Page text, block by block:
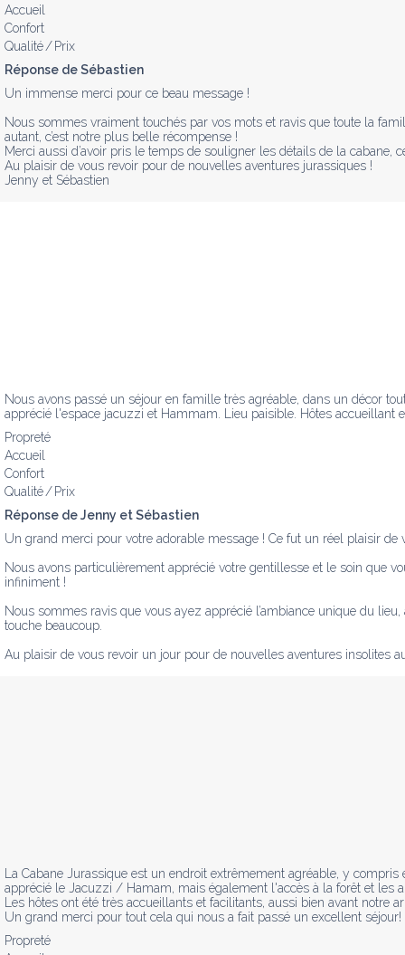
Accueil
Confort
Qualité / Prix
Réponse de Sébastien
Un immense merci pour ce beau message !
Nous sommes vraiment touchés par vos mots et ravis que toute la
autant, c’est notre plus belle récompense !
Merci aussi d’avoir pris le temps de souligner les détails de la
Au plaisir de vous revoir pour de nouvelles aventures jurassiques !
Jenny et Sébastien
Nous avons passé un séjour en famille très agréable, dans un décor
apprécié l'espace jacuzzi et Hammam. Lieu paisible. Hôtes
Propreté
Accueil
Confort
Qualité / Prix
Réponse de Jenny et Sébastien
Un grand merci pour votre adorable message ! Ce fut un réel plaisir
Nous avons particulièrement apprécié votre gentillesse et le soin que
infiniment !
Nous sommes ravis que vous ayez apprécié l’ambiance unique du
touche beaucoup.
Au plaisir de vous revoir un jour pour de nouvelles aventures insolites
La Cabane Jurassique est un endroit extrêmement agréable, y
apprécié le Jacuzzi / Hamam, mais également l'accès à la forêt et les
Les hôtes ont été très accueillants et facilitants, aussi bien avant notre
Un grand merci pour tout cela qui nous a fait passé un excellent séjour!
Propreté